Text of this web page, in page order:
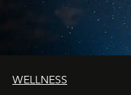
WELLNESS